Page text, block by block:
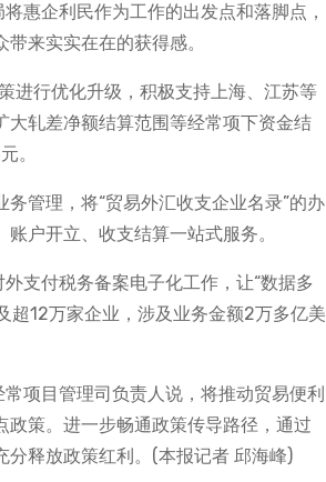
惠企利民作为工作的出发点和落脚点，
来实实在在的获得感。
进行优化升级，积极支持上海、江苏等
轧差净额结算范围等经常项下资金结
。
管理，将“贸易外汇收支企业名录”的办
户开立、收支结算一站式服务。
支付税务备案电子化工作，让“数据多
超12万家企业，涉及业务金额2万多亿美
常项目管理司负责人说，将推动贸易便利
策。进一步畅通政策传导路径，通过
分释放政策红利。(本报记者 邱海峰)